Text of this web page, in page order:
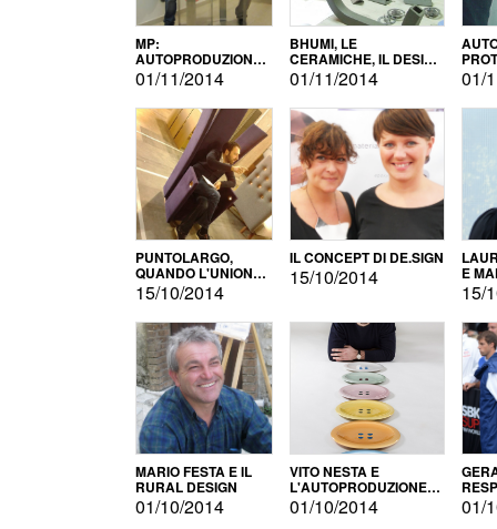
MP:
AUTOPRODUZIONE
E INNOVAZIONE
01/11/2014
BHUMI, LE
CERAMICHE, IL DESIGN
E L'AUTOPRODUZIONE
01/11/2014 01/
PUNTOLARGO,
QUANDO L'UNIONE
FA LA FORZA E
VINCE
15/10/2014
IL CONCEPT DI DE.SIGN
15/10/2014 E
15/
MARIO FESTA E IL
RURAL DESIGN
01/10/2014
VITO NESTA E
L'AUTOPRODUZIONE
COME RECUPERO DEI
SIMBOLI
01/10/2014 01/